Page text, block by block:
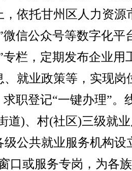
，依托甘州区人力资源
微信公众号等数字化平
专栏，定期发布企业用
、就业政策等，实现岗
求职登记“一键办理”。
道)、村(社区)三级就
公共就业服务机构设
口或服务专岗，为各